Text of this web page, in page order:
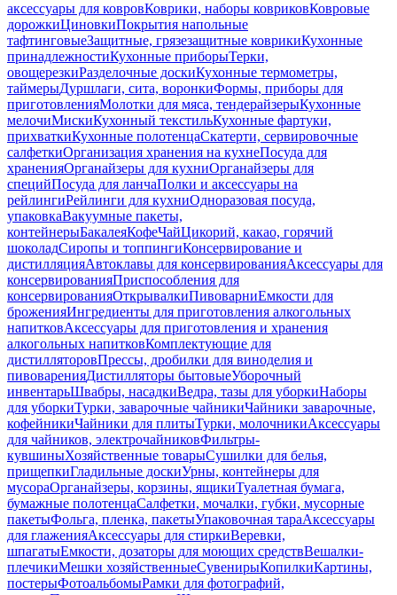
аксессуары для ковровКоврики, наборы ковриковКовровые
дорожкиЦиновкиПокрытия напольные
тафтинговыеЗащитные, грязезащитные коврикиКухонные
принадлежностиКухонные приборыТерки,
овощерезкиРазделочные доскиКухонные термометры,
таймерыДуршлаги, сита, воронкиФормы, приборы для
приготовленияМолотки для мяса, тендерайзерыКухонные
мелочиМискиКухонный текстильКухонные фартуки,
прихваткиКухонные полотенцаСкатерти, сервировочные
салфеткиОрганизация хранения на кухнеПосуда для
храненияОрганайзеры для кухниОрганайзеры для
специйПосуда для ланчаПолки и аксессуары на
рейлингиРейлинги для кухниОдноразовая посуда,
упаковкаВакуумные пакеты,
контейнерыБакалеяКофеЧайЦикорий, какао, горячий
шоколадСиропы и топпингиКонсервирование и
дистилляцияАвтоклавы для консервированияАксессуары для
консервированияПриспособления для
консервированияОткрывалкиПивоварниЕмкости для
броженияИнгредиенты для приготовления алкогольных
напитковАксессуары для приготовления и хранения
алкогольных напитковКомплектующие для
дистилляторовПрессы, дробилки для виноделия и
пивоваренияДистилляторы бытовыеУборочный
инвентарьШвабры, насадкиВедра, тазы для уборкиНаборы
для уборкиТурки, заварочные чайникиЧайники заварочные,
кофейникиЧайники для плитыТурки, молочникиАксессуары
для чайников, электрочайниковФильтры-
кувшиныХозяйственные товарыСушилки для белья,
прищепкиГладильные доскиУрны, контейнеры для
мусораОрганайзеры, корзины, ящикиТуалетная бумага,
бумажные полотенцаСалфетки, мочалки, губки, мусорные
пакетыФольга, пленка, пакетыУпаковочная тараАксессуары
для глаженияАксессуары для стиркиВеревки,
шпагатыЕмкости, дозаторы для моющих средствВешалки-
плечикиМешки хозяйственныеСувенирыКопилкиКартины,
постерыФотоальбомыРамки для фотографий,